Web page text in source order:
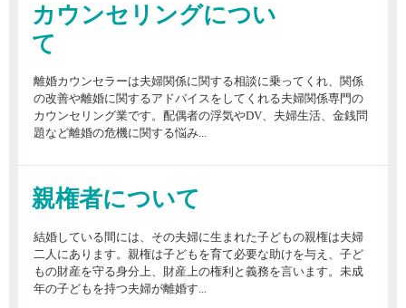
カウンセリングについ
て
離婚カウンセラーは夫婦関係に関する相談に乗ってくれ、関係
の改善や離婚に関するアドバイスをしてくれる夫婦関係専門の
カウンセリング業です。配偶者の浮気やDV、夫婦生活、金銭問
題など離婚の危機に関する悩み...
親権者について
結婚している間には、その夫婦に生まれた子どもの親権は夫婦
二人にあります。親権は子どもを育て必要な助けを与え、子ど
もの財産を守る身分上、財産上の権利と義務を言います。未成
年の子どもを持つ夫婦が離婚す...